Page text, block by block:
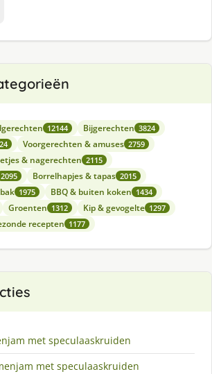
12144 Bijgerechten 3824
Voorgerechten & amuses 2759
& nagerechten 2115
2095 Borrelhapjes & tapas 2015
1975 BBQ & buiten koken 1434
Groenten 1312 Kip & gevogelte 1297
recepten 1177
met speculaaskruiden
met speculaaskruiden